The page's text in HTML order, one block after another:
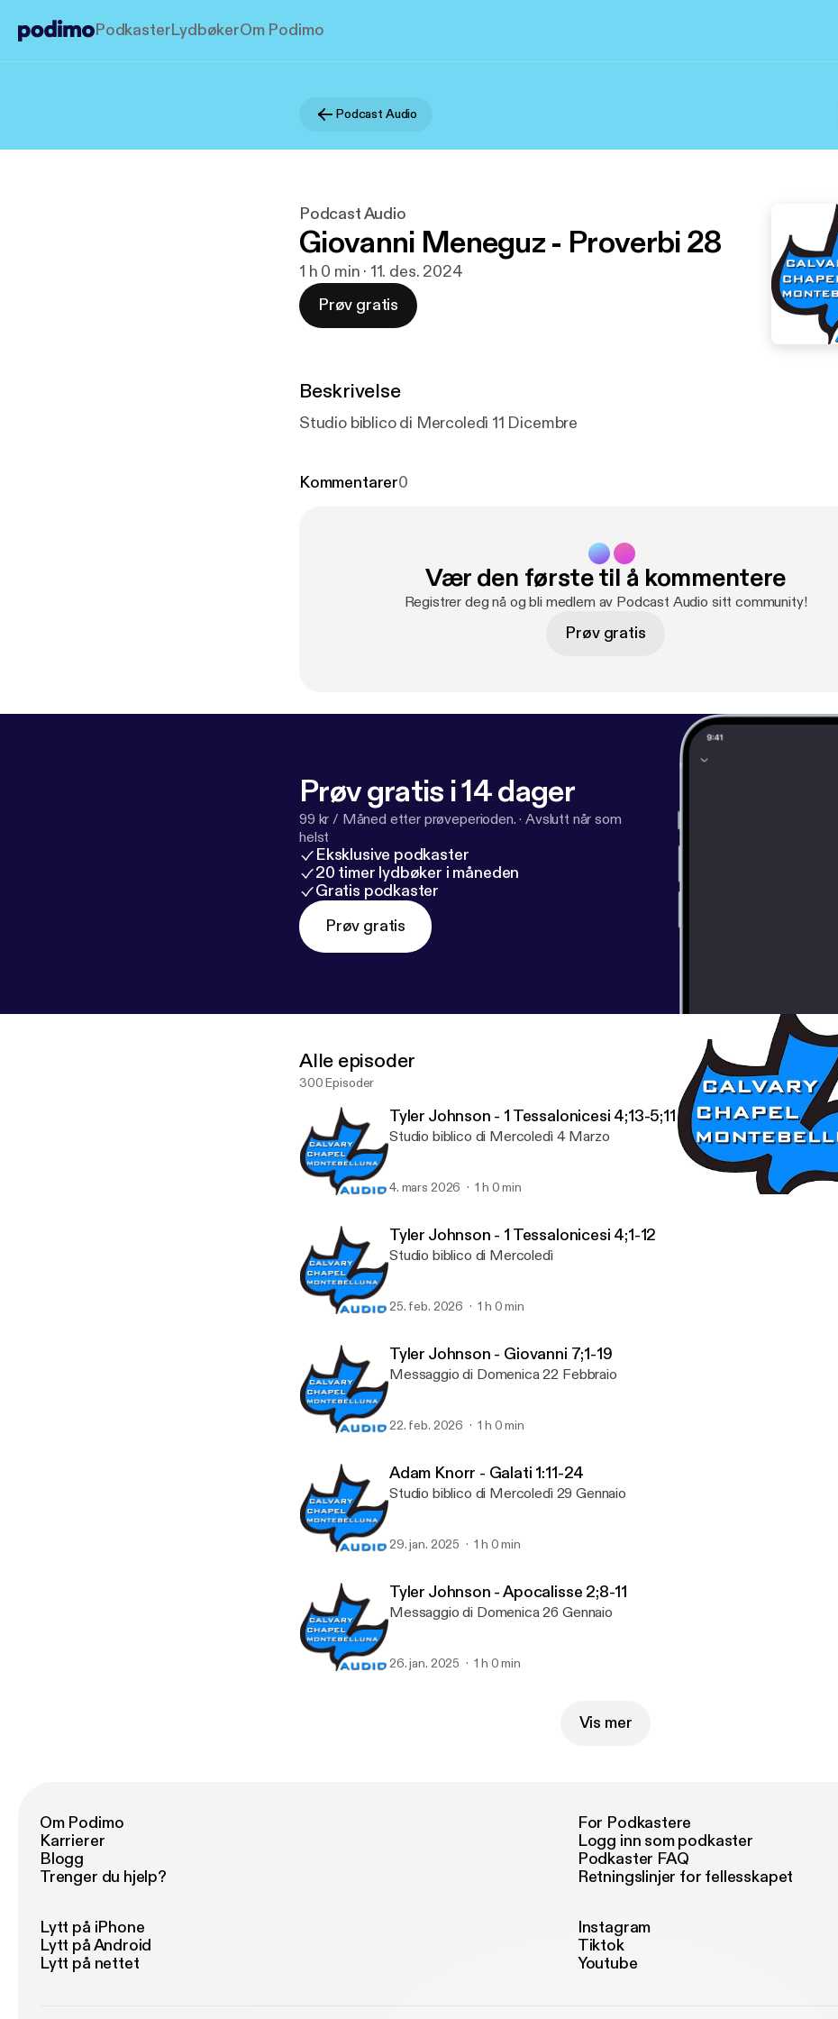
PodkasterLydbøkerOm Podimo
Podcast Audio
Podcast Audio
Giovanni Meneguz - Proverbi 28
1 h 0 min · 11. des. 2024
Prøv gratis
Beskrivelse
Studio biblico di Mercoledì 11 Dicembre
Kommentarer0
Vær den første til å kommentere
Registrer deg nå og bli medlem av Podcast Audio sitt community!
Prøv gratis
Prøv gratis i 14 dager
99 kr / Måned etter prøveperioden. ·Avslutt når som
helst
Eksklusive podkaster
20 timer lydbøker i måneden
Gratis podkaster
Prøv gratis
Alle episoder
300 Episoder
Tyler Johnson - 1 Tessalonicesi 4;13-5;11
Studio biblico di Mercoledì 4 Marzo
4. mars 2026 1 h 0 min
Tyler Johnson - 1 Tessalonicesi 4;1-12
Studio biblico di Mercoledì
25. feb. 2026 1 h 0 min
Tyler Johnson - Giovanni 7;1-19
Messaggio di Domenica 22 Febbraio
22. feb. 2026 1 h 0 min
Adam Knorr - Galati 1:11-24
Studio biblico di Mercoledì 29 Gennaio
29. jan. 2025 1 h 0 min
Tyler Johnson - Apocalisse 2;8-11
Messaggio di Domenica 26 Gennaio
26. jan. 2025 1 h 0 min
Vis mer
Om Podimo
Karrierer
Blogg
Trenger du hjelp?
For Podkastere
Logg inn som podkaster
Podkaster FAQ
Retningslinjer for fellesskapet
Lytt på iPhone
Lytt på Android
Lytt på nettet
Instagram
Tiktok
Youtube